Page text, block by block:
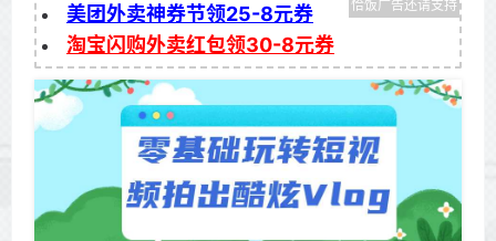
美团外卖神券节领25-8元券
淘宝闪购外卖红包领30-8元券